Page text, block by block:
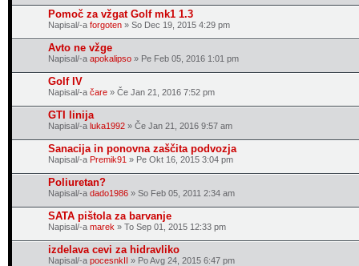
Pomoč za vžgat Golf mk1 1.3
Napisal/-a forgoten » So Dec 19, 2015 4:29 pm
Avto ne vžge
Napisal/-a apokalipso » Pe Feb 05, 2016 1:01 pm
Golf IV
Napisal/-a čare » Če Jan 21, 2016 7:52 pm
GTI linija
Napisal/-a luka1992 » Če Jan 21, 2016 9:57 am
Sanacija in ponovna zaščita podvozja
Napisal/-a Premik91 » Pe Okt 16, 2015 3:04 pm
Poliuretan?
Napisal/-a dado1986 » So Feb 05, 2011 2:34 am
SATA pištola za barvanje
Napisal/-a marek » To Sep 01, 2015 12:33 pm
izdelava cevi za hidravliko
Napisal/-a pocesnkII » Po Avg 24, 2015 6:47 pm